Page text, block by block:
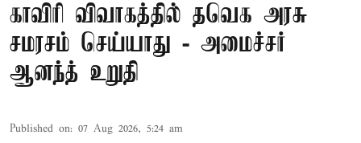
காவிரி விவாகத்தில் தவெக அரசு
சமரசம் செய்யாது - அமைச்சர்
ஆனந்த் உறுதி
Published on: 07 Aug 2026, 5:24 am